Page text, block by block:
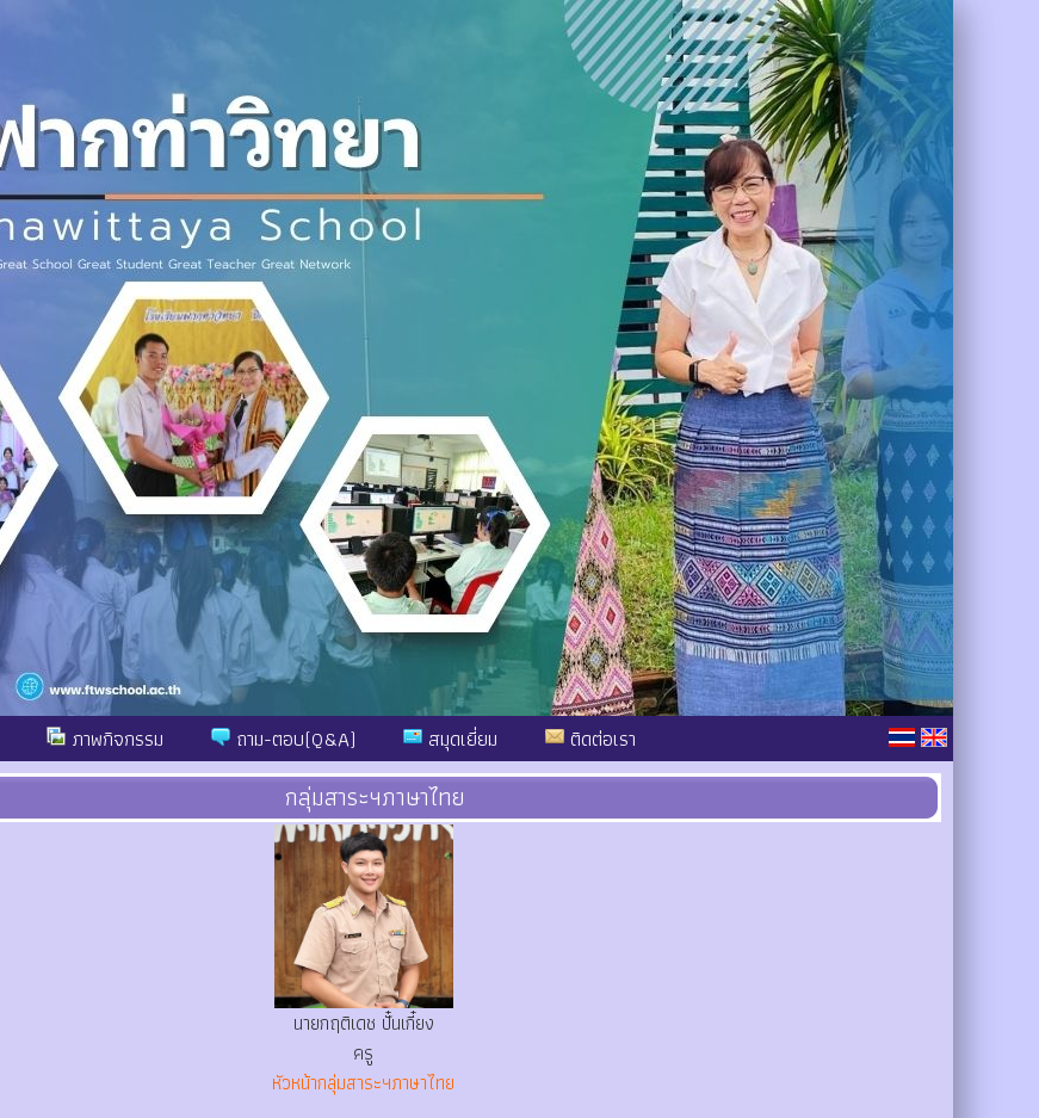
ภาพกิจกรรม ถาม-ตอบ(Q&A) สมุดเยี่ยม ติดต่อเรา
กลุ่มสาระฯภาษาไทย
นายกฤติเดช ปั๋นเกี๋ยง
ครู
หัวหน้ากลุ่มสาระฯภาษาไทย